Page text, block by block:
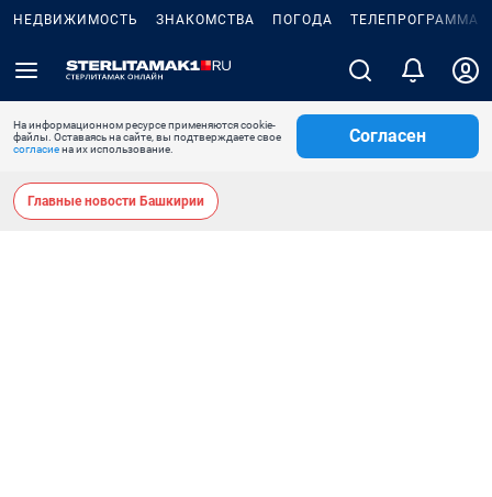
НЕДВИЖИМОСТЬ ЗНАКОМСТВА ПОГОДА ТЕЛЕПРОГРАММА
На информационном ресурсе применяются cookie-
файлы. Оставаясь на сайте, вы подтверждаете свое
согласиена их использование.
Согласен
Главные новости Башкирии